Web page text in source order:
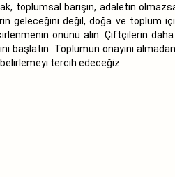
toplumsal barışın, adaletin
değil, doğa ve toplum
önünü alın. Çiftçilerin
Toplumun onayını
tercih edeceğiz.